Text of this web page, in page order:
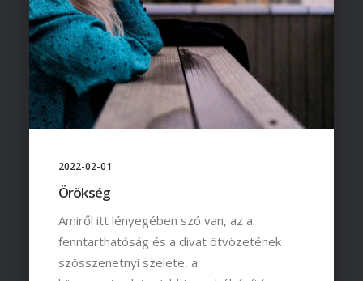
2022-02-01
Örökség
Amiről itt lényegében szó van, az a
fenntarthatóság és a divat ötvözetének
szösszenetnyi szelete, a